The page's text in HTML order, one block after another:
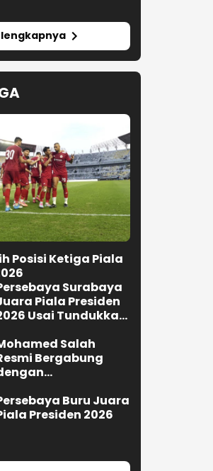
Posisi Ketiga Piala
Surabaya
Piala Presiden
Usai Tundukkan
PenaltiSalah
Bergabung
Buru Juara
Presiden 2026